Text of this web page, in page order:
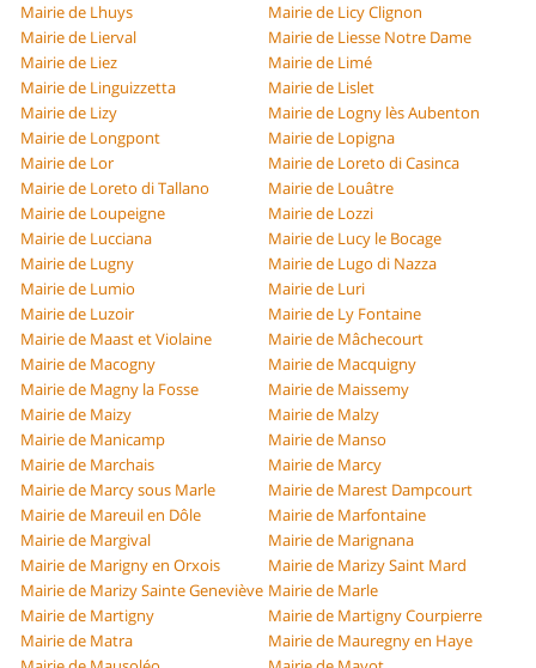
Mairie de Lhuys
Mairie de Licy Clignon
Mairie de Lierval
Mairie de Liesse Notre Dame
Mairie de Liez
Mairie de Limé
Mairie de Linguizzetta
Mairie de Lislet
Mairie de Lizy
Mairie de Logny lès Aubenton
Mairie de Longpont
Mairie de Lopigna
Mairie de Lor
Mairie de Loreto di Casinca
Mairie de Loreto di Tallano
Mairie de Louâtre
Mairie de Loupeigne
Mairie de Lozzi
Mairie de Lucciana
Mairie de Lucy le Bocage
Mairie de Lugny
Mairie de Lugo di Nazza
Mairie de Lumio
Mairie de Luri
Mairie de Luzoir
Mairie de Ly Fontaine
Mairie de Maast et Violaine
Mairie de Mâchecourt
Mairie de Macogny
Mairie de Macquigny
Mairie de Magny la Fosse
Mairie de Maissemy
Mairie de Maizy
Mairie de Malzy
Mairie de Manicamp
Mairie de Manso
Mairie de Marchais
Mairie de Marcy
Mairie de Marcy sous Marle
Mairie de Marest Dampcourt
Mairie de Mareuil en Dôle
Mairie de Marfontaine
Mairie de Margival
Mairie de Marignana
Mairie de Marigny en Orxois
Mairie de Marizy Saint Mard
Mairie de Marizy Sainte Geneviève Mairie de Marle
Mairie de Martigny
Mairie de Martigny Courpierre
Mairie de Matra
Mairie de Mauregny en Haye